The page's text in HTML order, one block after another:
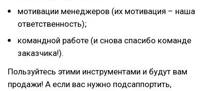
мотивации менеджеров (их мотивация – наша
ответственность);
командной работе (и снова спасибо команде
заказчика!).
Пользуйтесь этими инструментами и будут вам
продажи! А если вас нужно подсаппортить,